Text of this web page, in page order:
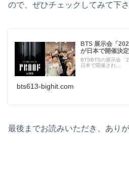
ので、ぜひチェックしてみて下
BTS 展示会「
が日本で開催決
BTSBTSの展示会「
日本で開催され...
bts613-bighit.com
最後までお読みいただき、あり